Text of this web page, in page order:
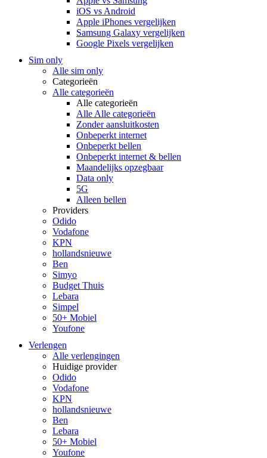
iOS vs Android
Apple iPhones vergelijken
Samsung Galaxy vergelijken
Google Pixels vergelijken
Sim only
Alle sim only
Categorieën
Alle categorieën
Alle categorieën
Alle Alle categorieën
Zonder aansluitkosten
Onbeperkt internet
Onbeperkt bellen
Onbeperkt internet & bellen
Maandelijks opzegbaar
Data only
5G
Alleen bellen
Providers
Odido
Vodafone
KPN
hollandsnieuwe
Ben
Simyo
Budget Thuis
Lebara
Simpel
50+ Mobiel
Youfone
Verlengen
Alle verlengingen
Huidige provider
Odido
Vodafone
KPN
hollandsnieuwe
Ben
Lebara
50+ Mobiel
Youfone